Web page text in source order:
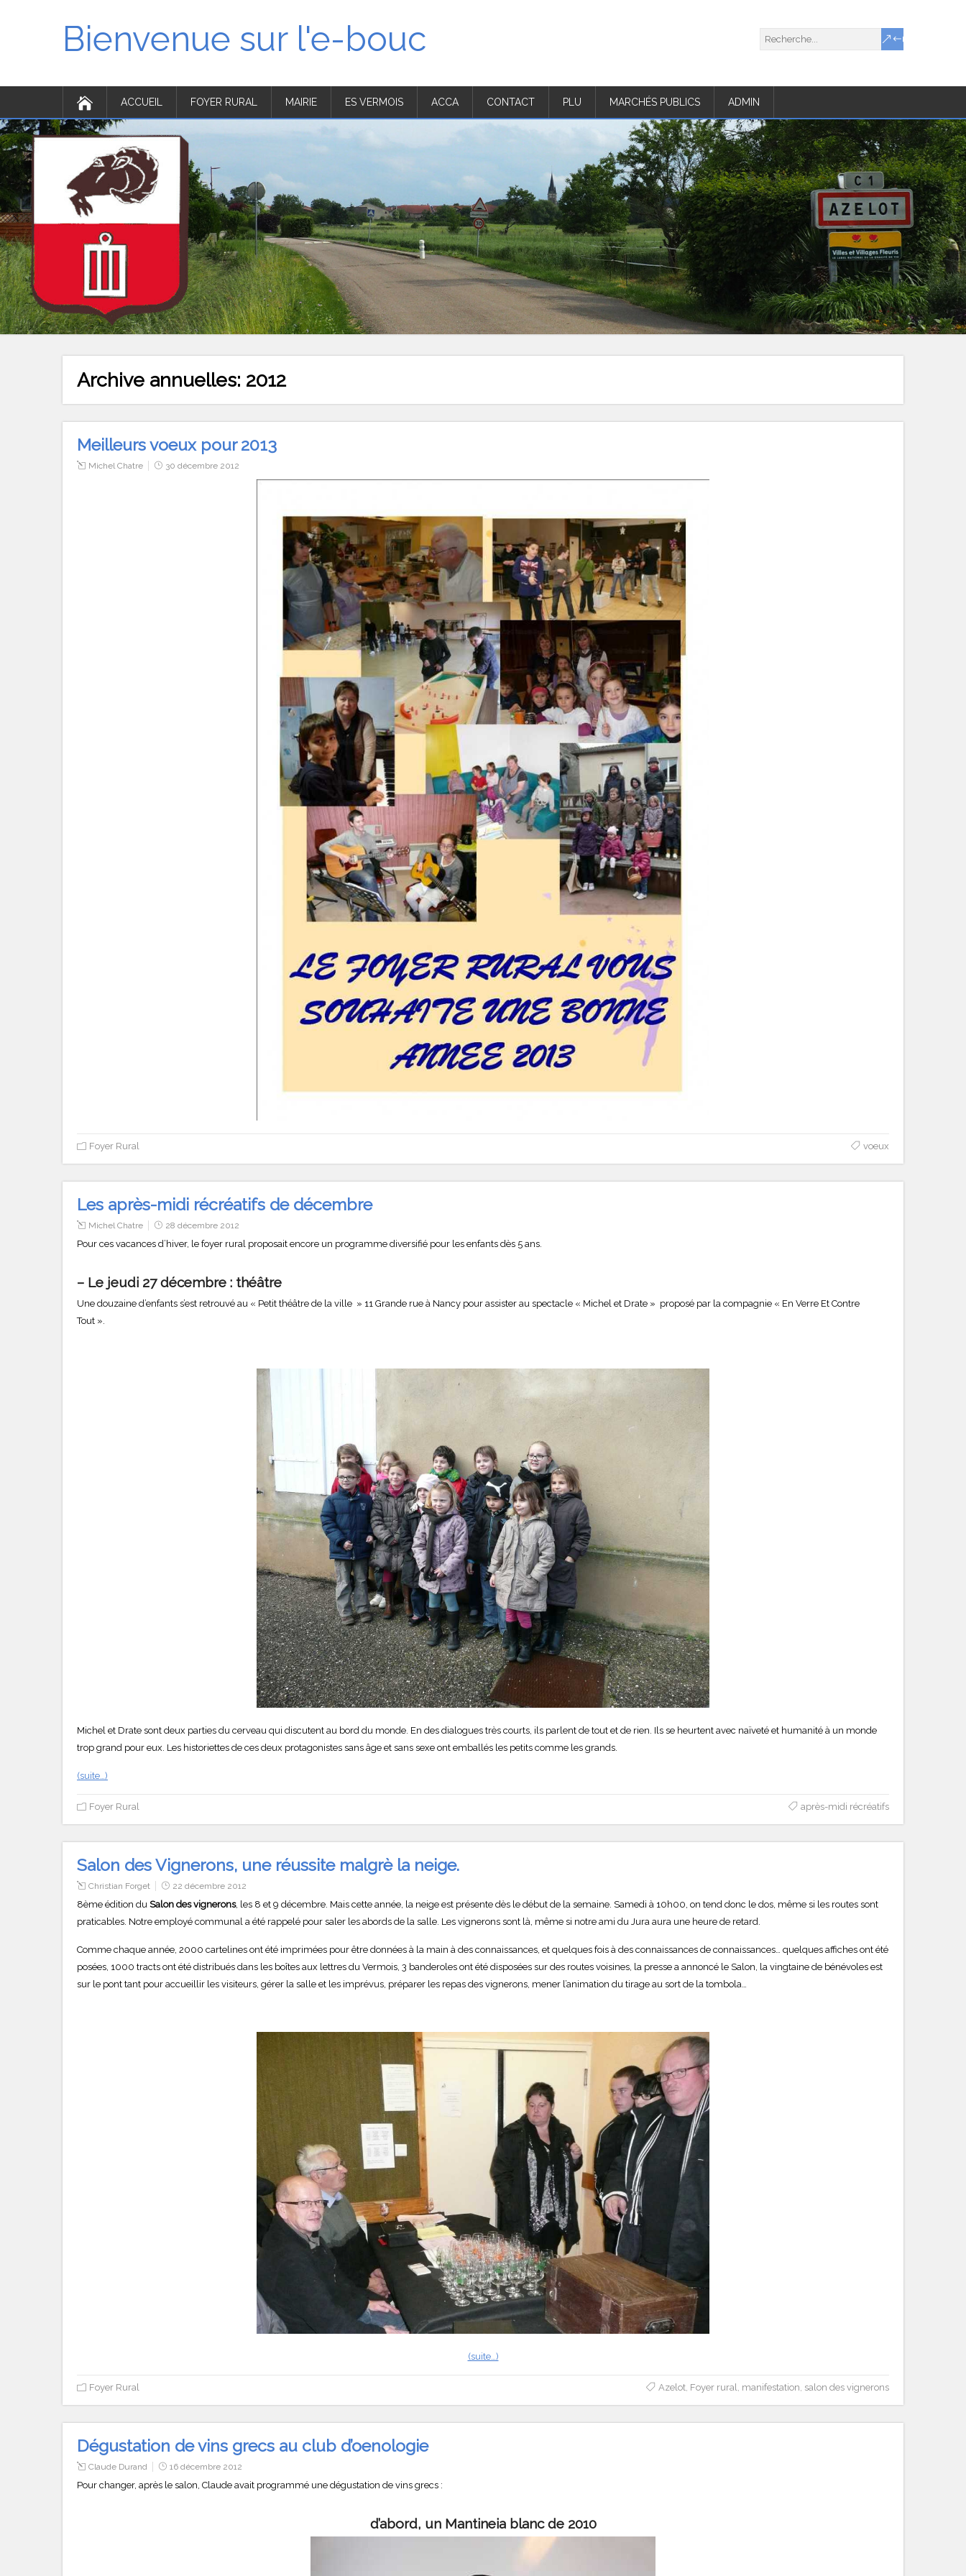
Bienvenue sur l'e-bouc
ACCUEIL FOYER RURAL MAIRIE ES VERMOIS ACCA CONTACT PLU MARCHÉS PUBLICS ADMIN
Archive annuelles: 2012
Meilleurs voeux pour 2013
Michel Chatre 30 décembre 2012
Foyer Rural voeux
Les après-midi récréatifs de décembre
Michel Chatre 28 décembre 2012
Pour ces vacances d’hiver, le foyer rural proposait encore un programme diversifié pour les enfants dès 5 ans.
– Le jeudi 27 décembre : théâtre
Une douzaine d’enfants s’est retrouvé au « Petit théâtre de la ville » 11 Grande rue à Nancy pour assister au spectacle « Michel et Drate » proposé par la compagnie « En Verre Et Contre
Tout ».
Michel et Drate sont deux parties du cerveau qui discutent au bord du monde. En des dialogues très courts, ils parlent de tout et de rien. Ils se heurtent avec naïveté et humanité à un monde
trop grand pour eux. Les historiettes de ces deux protagonistes sans âge et sans sexe ont emballés les petits comme les grands.
(suite…)
Foyer Rural après-midi récréatifs
Salon des Vignerons, une réussite malgrè la neige.
Christian Forget 22 décembre 2012
8ème édition du Salon des vignerons, les 8 et 9 décembre. Mais cette année, la neige est présente dès le début de la semaine. Samedi à 10h00, on tend donc le dos, même si les routes sont
praticables. Notre employé communal a été rappelé pour saler les abords de la salle. Les vignerons sont là, même si notre ami du Jura aura une heure de retard.
Comme chaque année, 2000 cartelines ont été imprimées pour être données à la main à des connaissances, et quelques fois à des connaissances de connaissances… quelques affiches ont été
posées, 1000 tracts ont été distribués dans les boîtes aux lettres du Vermois, 3 banderoles ont été disposées sur des routes voisines, la presse a annoncé le Salon, la vingtaine de bénévoles est
sur le pont tant pour accueillir les visiteurs, gérer la salle et les imprévus, préparer les repas des vignerons, mener l’animation du tirage au sort de la tombola…
(suite…)
Foyer Rural Azelot, Foyer rural, manifestation, salon des vignerons
Dégustation de vins grecs au club d’oenologie
Claude Durand 16 décembre 2012
Pour changer, après le salon, Claude avait programmé une dégustation de vins grecs :
d’abord, un Mantineia blanc de 2010